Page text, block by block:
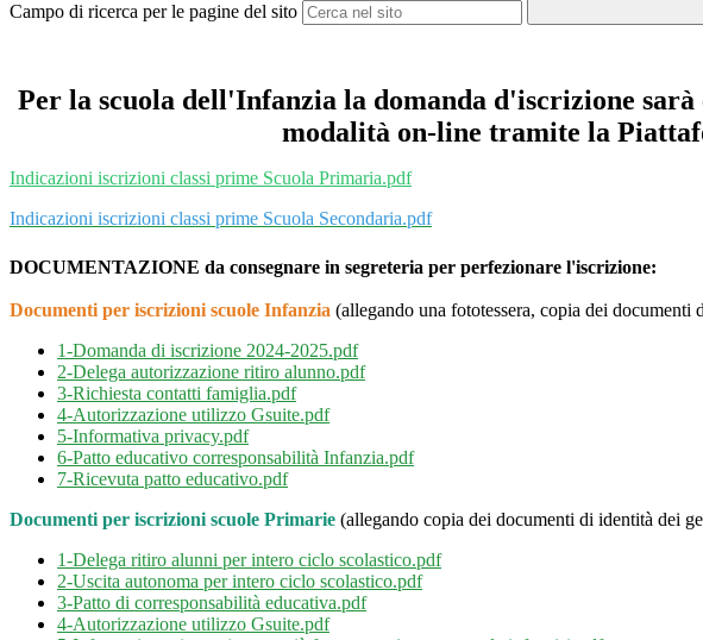
Campo di ricerca per le pagine del sito
Per la scuola dell'Infanzia la domanda d'iscrizione
modalità on-line tramite la
Indicazioni iscrizioni classi prime Scuola Primaria.pdf
Indicazioni iscrizioni classi prime Scuola Secondaria.pdf
DOCUMENTAZIONE da consegnare in segreteria per perfezionare l'iscrizione:
Documenti per iscrizioni scuole Infanzia (allegando una fototessera, copia dei
1-Domanda di iscrizione 2024-2025.pdf
2-Delega autorizzazione ritiro alunno.pdf
3-Richiesta contatti famiglia.pdf
4-Autorizzazione utilizzo Gsuite.pdf
5-Informativa privacy.pdf
6-Patto educativo corresponsabilità Infanzia.pdf
7-Ricevuta patto educativo.pdf
Documenti per iscrizioni scuole Primarie (allegando copia dei documenti di identità dei
1-Delega ritiro alunni per intero ciclo scolastico.pdf
2-Uscita autonoma per intero ciclo scolastico.pdf
3-Patto di corresponsabilità educativa.pdf
4-Autorizzazione utilizzo Gsuite.pdf